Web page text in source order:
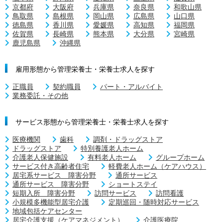
京都府
大阪府 兵庫県 奈良県
和歌山県
鳥取県
島根県 岡山県 広島県
山口県
徳島県
香川県 愛媛県 高知県
福岡県
佐賀県
長崎県 熊本県 大分県
宮崎県
鹿児島県
沖縄県
雇用形態から管理栄養士・栄養士求人を探す
正職員 契約職員
パート・アルバイト
業務委託・その他
サービス形態から管理栄養士・栄養士求人を探す
医療機関 歯科
調剤・ドラッグストア
ドラッグストア
特別養護老人ホーム
介護老人保健施設
有料老人ホーム
グループホーム
サービス付き高齢者住宅
軽費老人ホーム（ケアハウス）
居宅系サービス 障害分野
通所サービス
通所サービス 障害分野
ショートステイ
短期入所 障害分野
訪問サービス
訪問看護
小規模多機能型居宅介護
定期巡回・随時対応サービス
地域包括ケアセンター
居宅介護支援（ケアマネジメント）
介護医療院